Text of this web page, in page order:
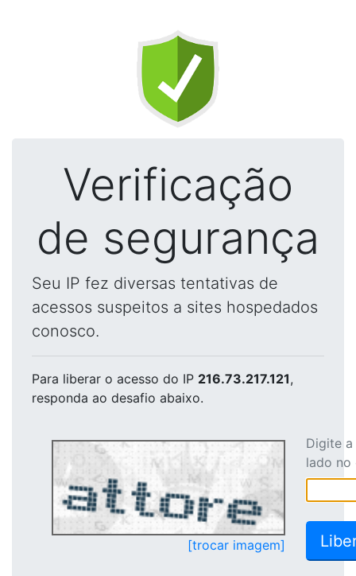
Verificação
de segurança
Seu IP fez diversas tentativas de
acessos suspeitos a sites hospedados
conosco.
Para liberar o acesso do IP 216.73.217.121,
responda ao desafio abaixo.
[trocar imagem]
Digite
lado no